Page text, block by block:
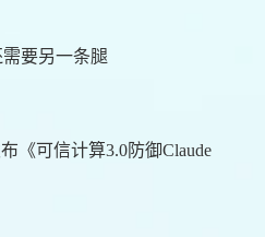
需要另一条腿
《可信计算3.0防御Claude